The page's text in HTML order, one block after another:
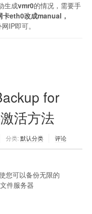
生成vmr0的情况，需要手
卡eth0改成manual，
IP即可。
for
活方法
分类:默认分类 评论
您可以备份无限的
件服务器